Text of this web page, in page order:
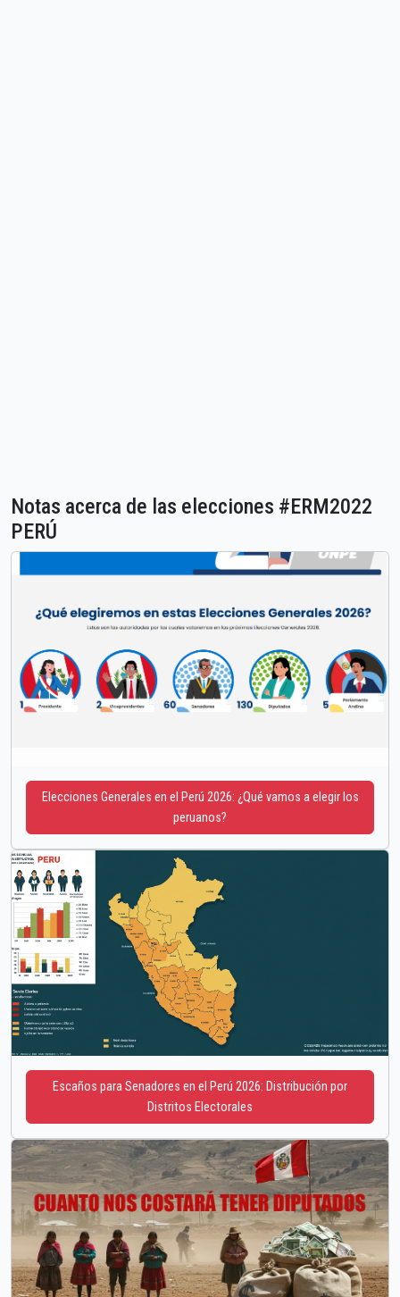
Notas acerca de las elecciones #ERM2022
PERÚ
Elecciones Generales en el Perú 2026: ¿Qué vamos a elegir los
peruanos?
Escaños para Senadores en el Perú 2026: Distribución por
Distritos Electorales